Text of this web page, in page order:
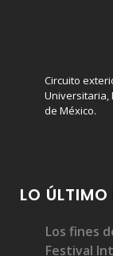
Circuito
Universitaria,
de México.
LO ÚLTIMO
Los fines
Festival